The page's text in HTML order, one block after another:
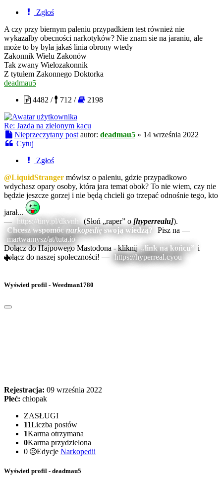
Zgłoś
A czy przy biernym paleniu przypadkiem test również nie
wykazałby obecności narkotyków? Nie znam sie na jaraniu, ale
może to by była jakaś linia obrony wtedy
Zakonnik Wielu Zakonów
Tak zwany Wielozakonnik
Z tytułem Zakonnego Doktorka
deadmau5
4482 /
712 / 2198
Re: Jazda na zielonym kacu
Nieprzeczytany post autor: deadmau5» 14 września 2022
Cytuj
Zgłoś
@LiquidStranger mówisz o paleniu, gdzie przypadkowo
wdychasz opary osoby, która jara temat obok? To nie wiem, czy nie
będzie jeszcze gorzej i nie będą chcieli go trzepać odnośnie tego, kto
jarał...
— https://tiny.pl/dkvnh (Słoń „raper” o [hyperrealu]).
Chcesz wspomóc narkopedię swoją wiedzą?
Pisz na —
martwamysz/at/tuta.io
Dołącz do Hajpowego Mastodona - kliknij „link na końcu” i
dołącz do naszej społeczności! — https://hyperreal.cyou
Wyświetl profil - Weedman1780
Rejestracja: 09 września 2022
Płeć: chłopak
ZASŁUGI
11Liczba postów
1Karma otrzymana
0Karma przydzielona
0
Edycje Narkopedii
Wyświetl profil - deadmau5